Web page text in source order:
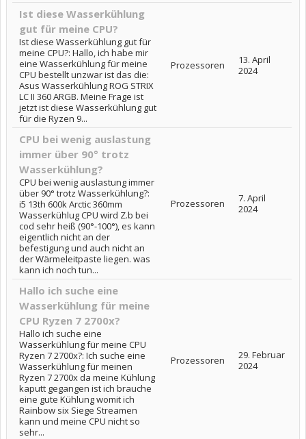
Ist diese Wasserkühlung
gut für meine CPU?
Ist diese Wasserkühlung gut für
meine CPU?: Hallo, ich habe mir
eine Wasserkühlung für meine
CPU bestellt unzwar ist das die:
Asus Wasserkühlung ROG STRIX
LC II 360 ARGB. Meine Frage ist
jetzt ist diese Wasserkühlung gut
für die Ryzen 9...
Prozessoren
13. April
2024
CPU bei wenig auslastung
immer über 90° trotz
Wasserkühlung?
CPU bei wenig auslastung immer
über 90° trotz Wasserkühlung?:
i5 13th 600k Arctic 360mm
Wasserkühlug CPU wird Z.b bei
cod sehr heiß (90°-100°), es kann
eigentlich nicht an der
befestigung und auch nicht an
der Wärmeleitpaste liegen. was
kann ich noch tun...
Prozessoren
7. April
2024
Hallo ich suche eine
Wasserkühlung für meine
CPU Ryzen 7 2700x?
Hallo ich suche eine
Wasserkühlung für meine CPU
Ryzen 7 2700x?: Ich suche eine
Wasserkühlung für meinen
Ryzen 7 2700x da meine Kühlung
kaputt gegangen ist ich brauche
eine gute Kühlung womit ich
Rainbow six Siege Streamen
kann und meine CPU nicht so
sehr...
Prozessoren
29. Februar
2024